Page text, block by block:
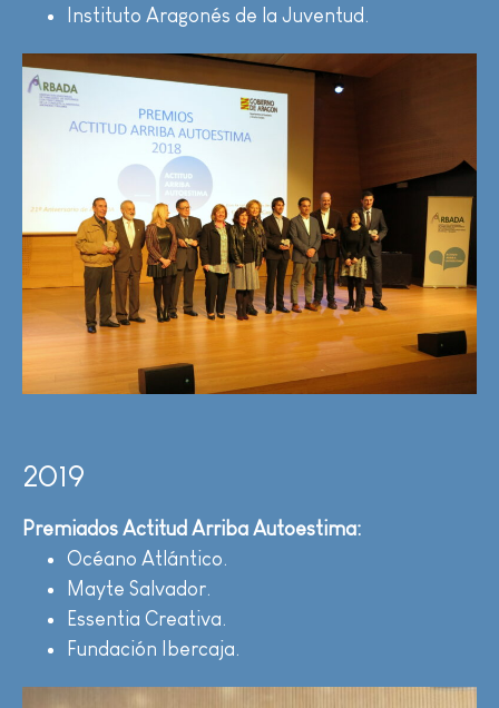
Instituto Aragonés de la Juventud.
2019
Premiados Actitud Arriba Autoestima:
Océano Atlántico.
Mayte Salvador.
Essentia Creativa.
Fundación Ibercaja.